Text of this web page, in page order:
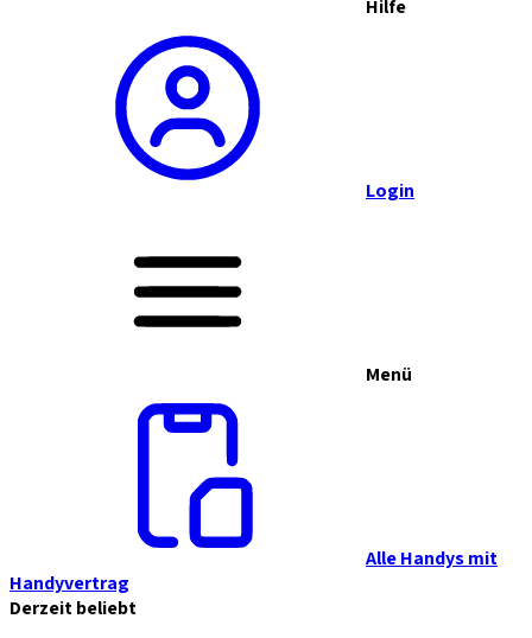
Hilfe
Login
Menü
Alle Handys mit
Handyvertrag
Derzeit beliebt